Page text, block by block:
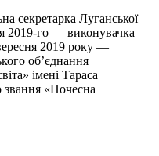
секретарка Луганської
2019-го — виконувачка
вересня 2019 року —
об’єднання
імені Тараса
«Почесна